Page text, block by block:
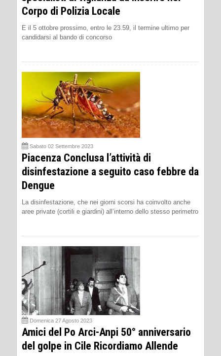
Corpo di Polizia Locale
E il 5 ottobre prossimo, entro le 23.59, il termine ultimo per
candidarsi al bando di concorso
Sabato 02 Settembre 2023
Piacenza Conclusa l’attività di
disinfestazione a seguito caso febbre da
Dengue
La disinfestazione, che nei giorni scorsi ha coinvolto anche
aree private (cortili e giardini) all’interno dello stesso perimetro
Domenica 27 Agosto 2023
Amici del Po Arci-Anpi 50° anniversario
del golpe in Cile Ricordiamo Allende